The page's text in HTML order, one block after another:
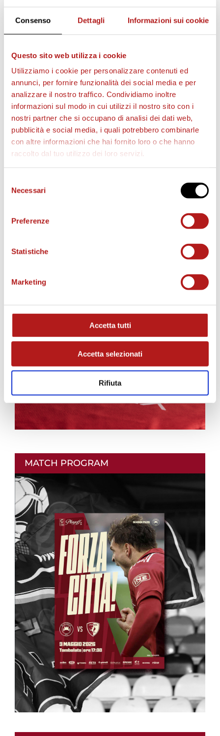
Consenso Dettagli Informazioni sui cookie
Questo sito web utilizza i cookie
Utilizziamo i cookie per personalizzare contenuti ed
annunci, per fornire funzionalità dei social media e per
analizzare il nostro traffico. Condividiamo inoltre
informazioni sul modo in cui utilizzi il nostro sito con i
nostri partner che si occupano di analisi dei dati web,
pubblicità e social media, i quali potrebbero combinarle
con altre informazioni che hai fornito loro o che hanno
raccolto dal tuo utilizzo dei loro servizi.
delNecessari
Preferenze
Statistiche
Marketing
Accetta tutti
Accetta selezionati
Rifiuta
BIGLIETTI
MATCH PROGRAM